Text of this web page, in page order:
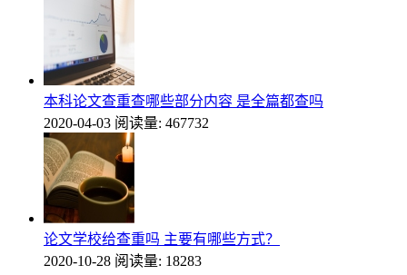
本科论文查重查哪些部分内容 是全篇都查吗
2020-04-03 阅读量: 467732
论文学校给查重吗 主要有哪些方式？
2020-10-28 阅读量: 18283